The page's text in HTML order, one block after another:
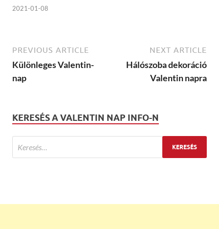
2021-01-08
PREVIOUS ARTICLE
Különleges Valentin-
nap
NEXT ARTICLE
Hálószoba dekoráció
Valentin napra
KERESÉS A VALENTIN NAP INFO-N